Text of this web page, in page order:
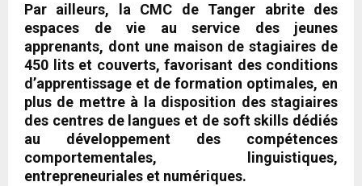
Par ailleurs, la CMC de Tanger abrite des
espaces de vie au service des jeunes
apprenants, dont une maison de stagiaires de
450 lits et couverts, favorisant des conditions
d’apprentissage et de formation optimales, en
plus de mettre à la disposition des stagiaires
des centres de langues et de soft skills dédiés
au développement des compétences
comportementales, linguistiques,
entrepreneuriales et numériques.